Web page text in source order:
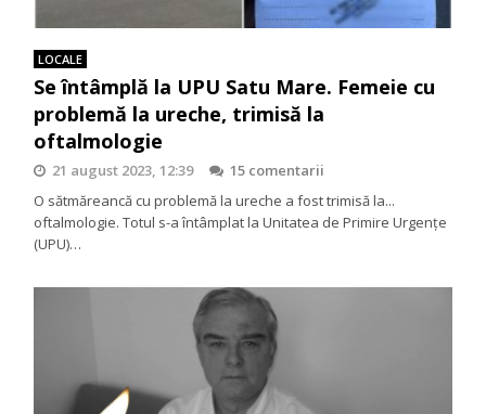
LOCALE
Se întâmplă la UPU Satu Mare. Femeie cu
problemă la ureche, trimisă la
oftalmologie
21 august 2023, 12:39
15 comentarii
O sătmăreancă cu problemă la ureche a fost trimisă la...
oftalmologie. Totul s-a întâmplat la Unitatea de Primire Urgențe
(UPU)…